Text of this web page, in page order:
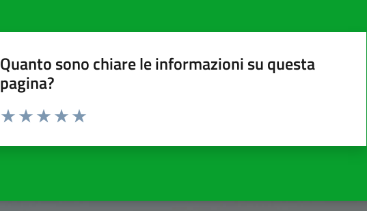
Quanto sono chiare le informazioni su questa
pagina?
Valuta da 1 a 5 stelle la pagina